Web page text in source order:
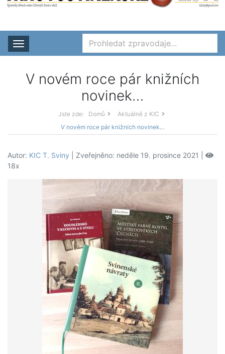
Rozbalit nabídku
V novém roce pár knižních
novinek…
Jste zde: Domů
Aktuálně z KIC
V novém roce pár knižních novinek…
Autor: KIC T. Sviny | Zveřejněno: neděle 19. prosince 2021 |
18x